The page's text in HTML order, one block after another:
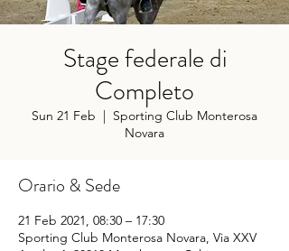
Stage federale di
Completo
Sun 21 Feb
  |
Sporting Club Monterosa
Novara
Orario & Sede
21 Feb 2021, 08:30 – 17:30
Sporting Club Monterosa Novara, Via XXV